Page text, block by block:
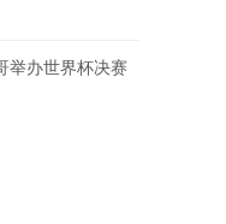
举办世界杯决赛